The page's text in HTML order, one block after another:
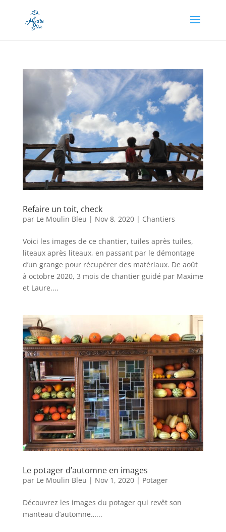
Refaire un toit, check
par Le Moulin Bleu | Nov 8, 2020| Chantiers
Voici les images de ce chantier, tuiles après tuiles,
liteaux après liteaux, en passant par le démontage
d’un grange pour récupérer des matériaux. De août
à octobre 2020, 3 mois de chantier guidé par Maxime
et Laure....
Le potager d’automne en images
par Le Moulin Bleu | Nov 1, 2020| Potager
Découvrez les images du potager qui revêt son
manteau d’automne…...
Appel à dons en cours, soutenez-nous en cliquant